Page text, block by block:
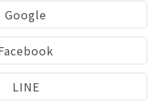
Google
LINE